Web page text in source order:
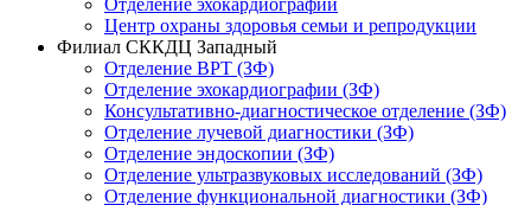
Центр охраны здоровья семьи и репродукции
Филиал СККДЦ Западный
Отделение ВРТ (ЗФ)
Отделение эхокардиографии (ЗФ)
Консультативно-диагностическое отделение (ЗФ)
Отделение лучевой диагностики (ЗФ)
Отделение эндоскопии (ЗФ)
Отделение ультразвуковых исследований (ЗФ)
Отделение функциональной диагностики (ЗФ)